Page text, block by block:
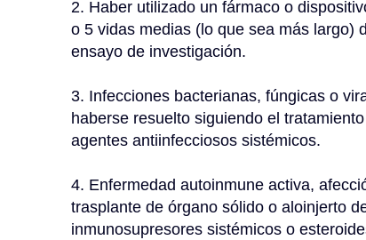
2. Haber utilizado un fármaco o
o 5 vidas medias (lo que sea más largo)
ensayo de investigación.
3. Infecciones bacterianas, fúngicas o
haberse resuelto siguiendo el
agentes antiinfecciosos sistémicos.
4. Enfermedad autoinmune activa,
trasplante de órgano sólido o aloinjerto
inmunosupresores sistémicos o